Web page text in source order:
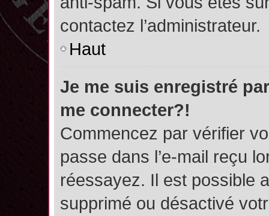
contactez l’administrateur.
Haut
Je me suis enregistré
me connecter?!
Commencez par vérifier
passe dans l’e-mail reçu
réessayez. Il est possible
supprimé ou désactivé